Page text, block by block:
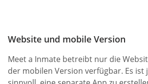
Website und mobile Version
Meet a Inmate betreibt nur die
der mobilen Version verfügbar. Es ist